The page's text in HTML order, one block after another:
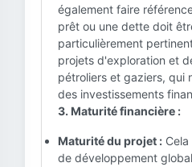
également faire
prêt ou une dette doit
particulièrement
projets d'exploration et
pétroliers et gaziers, qui
des investissements
3. Maturité financière :
Maturité du projet :
de développement